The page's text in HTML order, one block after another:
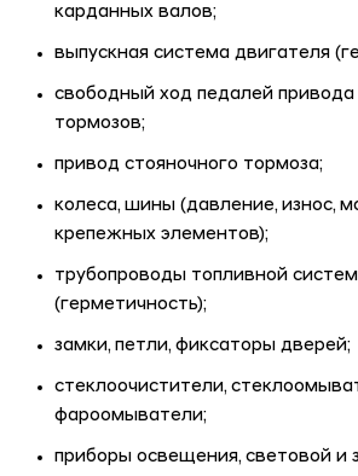
карданных валов;
выпускная система двигателя
свободный ход педалей привода
тормозов;
привод стояночного тормоза;
колеса, шины (давление, износ,
крепежных элементов);
трубопроводы топливной
(герметичность);
замки, петли, фиксаторы дверей;
стеклоочистители,
фароомыватели;
приборы освещения, световой и